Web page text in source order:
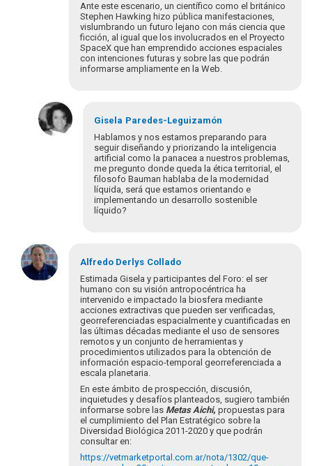
Ante este escenario, un científico como el británico
Stephen Hawking hizo pública manifestaciones,
vislumbrando un futuro lejano con más ciencia que
ficción, al igual que los involucrados en el Proyecto
SpaceX que han emprendido acciones espaciales
con intenciones futuras y sobre las que podrán
informarse ampliamente en la Web.
Gisela Paredes-Leguizamón
Hablamos y nos estamos preparando para
seguir diseñando y priorizando la inteligencia
artificial como la panacea a nuestros problemas,
me pregunto donde queda la ética territorial, el
filosofo Bauman hablaba de la modernidad
líquida, será que estamos orientando e
implementando un desarrollo sostenible
líquido?
En
respuesta
a
Agenda…
collado.alfred…
Alfredo Derlys Collado
Estimada Gisela y participantes del Foro: el ser
humano con su visión antropocéntrica ha
intervenido e impactado la biosfera mediante
acciones extractivas que pueden ser verificadas,
georreferenciadas espacialmente y cuantificadas en
las últimas décadas mediante el uso de sensores
remotos y un conjunto de herramientas y
procedimientos utilizados para la obtención de
información espacio-temporal georreferenciada a
escala planetaria.
En este ámbito de prospección, discusión,
inquietudes y desafíos planteados, sugiero también
informarse sobre las Metas Aichi, propuestas para
el cumplimiento del Plan Estratégico sobre la
Diversidad Biológica 2011-2020 y que podrán
consultar en:
https://vetmarketportal.com.ar/nota/1302/que-